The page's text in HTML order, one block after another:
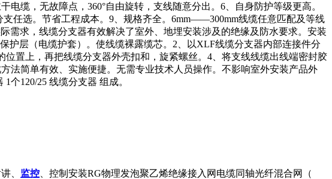
缆，无故障点，360°自由旋转，支线随意分出。6、自身防护等级更高。
任选。节省工程成本。9、规格齐全。6mm——300mm线缆任意匹配及等线
求，线缆分支器有效解决了室外、地埋安装涉及的绝缘及防水要求。安装
层（电缆护套）。使线缆裸露缆芯。2、以XLF线缆分支器内部连接件分
置上，再把线缆分支器外壳扣和，旋紧螺丝。4、将支线线缆出线端密封胶
法简单有效、实施便捷。无需专业技术人员操作。不影响室外安装产品外
个120/25 线缆分支器 组成。
、 监控 、控制安装RG物理发泡聚乙烯绝缘接入网电缆同轴光纤混合网（